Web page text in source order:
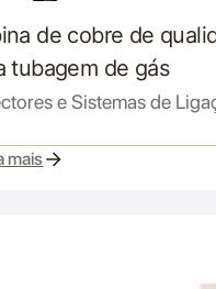
de cobre de
tubagem de gás
e Sistemas de
mais